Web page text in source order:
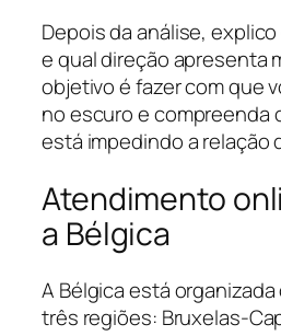
Depois da análise,
e qual direção apresenta
objetivo é fazer com que
no escuro e compreenda
está impedindo a relação
Atendimento
a Bélgica
A Bélgica está
três regiões: Bruxelas-